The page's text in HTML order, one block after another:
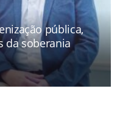
pública,
da soberania